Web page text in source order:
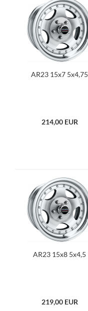
AR23 15x7 5x4,75
214,00 EUR
AR23 15x8 5x4,5
219,00 EUR